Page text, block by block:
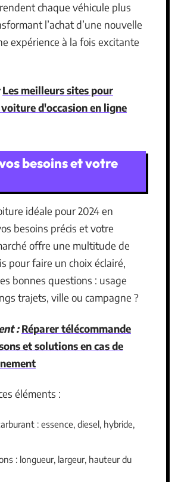
chaque véhicule plus
l’achat d’une nouvelle
expérience à la fois excitante
Les meilleurs sites pour
d'occasion en ligne
besoins et votre
idéale pour 2024 en
besoins précis et votre
offre une multitude de
pour faire un choix éclairé,
bonnes questions : usage
trajets, ville ou campagne ?
: Réparer télécommande
et solutions en cas de
éléments :
: essence, diesel, hybride,
: longueur, largeur, hauteur du